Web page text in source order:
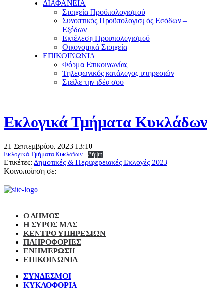
ΔΙΑΦΑΝΕΙΑ
Στοιχεία Προϋπολογισμού
Συνοπτικός Προϋπολογισμός Εσόδων –
Εξόδων
Εκτέλεση Προϋπολογισμού
Οικονομικά Στοιχεία
ΕΠΙΚΟΙΝΩΝΙΑ
Φόρμα Επικοινωνίας
Τηλεφωνικός κατάλογος υπηρεσιών
Στείλε την ιδέα σου
Εκλογικά Τμήματα Κυκλάδων
21 Σεπτεμβρίου, 2023 13:10
Εκλογικά Τμήματα Κυκλάδων Λήψη
Ετικέτες: Δημοτικές & Περιφερειακές Εκλογές 2023
Κοινοποίηση σε:
Ο ΔΗΜΟΣ
Η ΣΥΡΟΣ ΜΑΣ
ΚΕΝΤΡΟ ΥΠΗΡΕΣΙΩΝ
ΠΛΗΡΟΦΟΡΙΕΣ
ΕΝΗΜΕΡΩΣΗ
ΕΠΙΚΟΙΝΩΝΙΑ
ΣΥΝΔΕΣΜΟΙ
ΚΥΚΛΟΦΟΡΙΑ